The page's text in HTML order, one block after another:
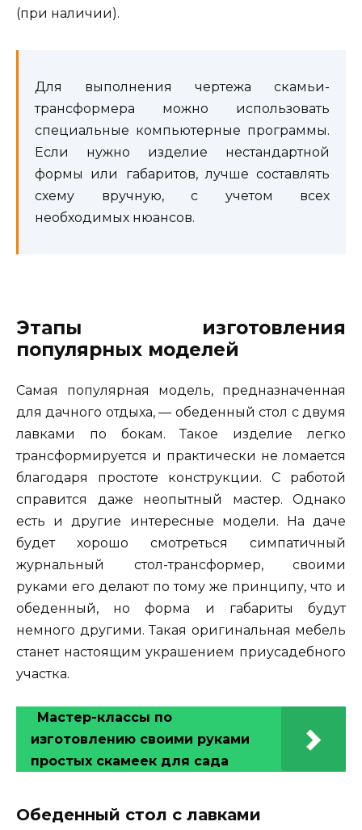
(при наличии).
Для выполнения чертежа скамьи-
трансформера можно использовать
специальные компьютерные программы.
Если нужно изделие нестандартной
формы или габаритов, лучше составлять
схему вручную, с учетом всех
необходимых нюансов.
Этапы изготовления
популярных моделей
Самая популярная модель, предназначенная
для дачного отдыха, — обеденный стол с двумя
лавками по бокам. Такое изделие легко
трансформируется и практически не ломается
благодаря простоте конструкции. С работой
справится даже неопытный мастер. Однако
есть и другие интересные модели. На даче
будет хорошо смотреться симпатичный
журнальный стол-трансформер, своими
руками его делают по тому же принципу, что и
обеденный, но форма и габариты будут
немного другими. Такая оригинальная мебель
станет настоящим украшением приусадебного
участка.
Мастер-классы по
изготовлению своими руками
простых скамеек для сада
Обеденный стол с лавками